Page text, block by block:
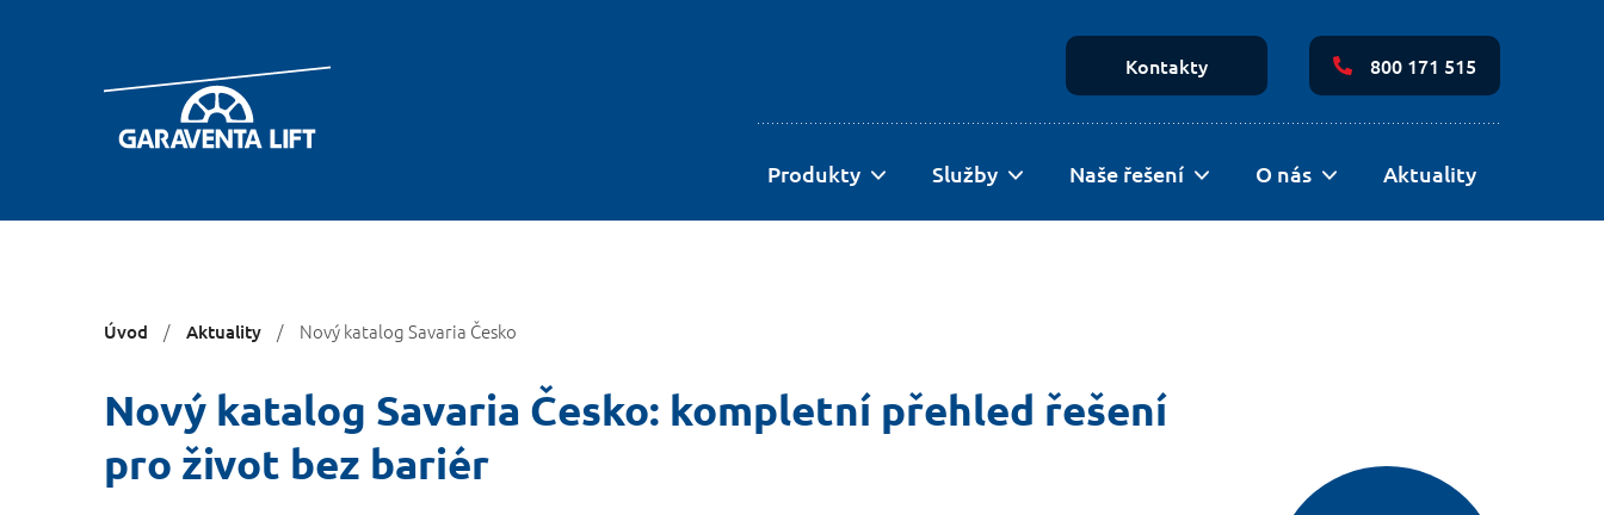
Kontakty
800 171 515
Produkty Služby Naše řešení O nás Aktuality
Úvod Aktuality Nový katalog Savaria Česko
Nový katalog Savaria Česko: kompletní přehled řešení
pro život bez bariér